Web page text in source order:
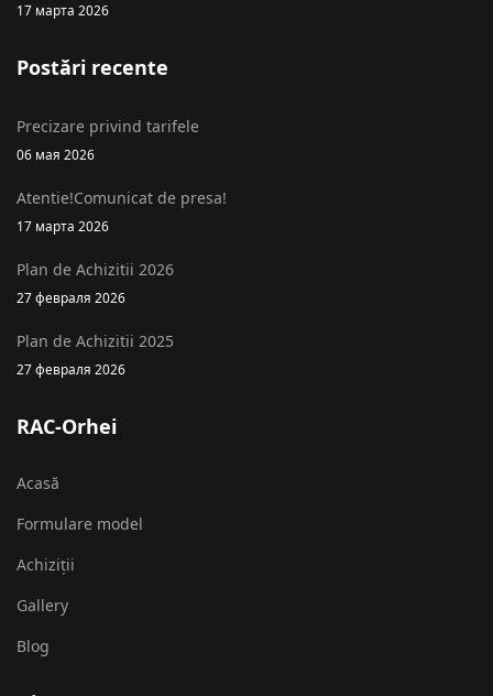
17 марта 2026
Postări recente
Precizare privind tarifele
06 мая 2026
Atentie!Comunicat de presa!
17 марта 2026
Plan de Achizitii 2026
27 февраля 2026
Plan de Achizitii 2025
27 февраля 2026
RAC-Orhei
Acasă
Formulare model
Achiziții
Gallery
Blog